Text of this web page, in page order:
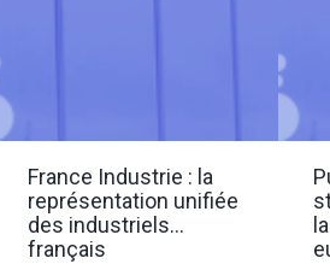
France Industrie : la
représentation unifiée
des industriels
français